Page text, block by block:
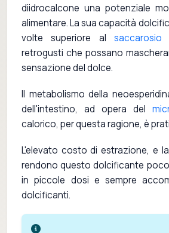
diidrocalcone una potenziale
alimentare. La sua capacità
volte superiore al saccarosio
retrogusti che possano
sensazione del dolce.
Il metabolismo della
dell'intestino, ad opera del
calorico, per questa ragione, è
L'elevato costo di estrazione, e
rendono questo dolcificante
in piccole dosi e sempre
dolcificanti.